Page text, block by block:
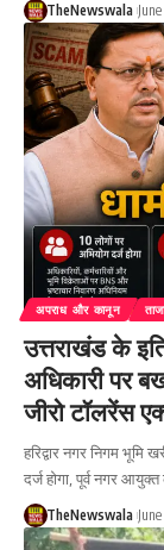
TheNewswala
अपराध और कानून
उत्तराखंड के
अधिकारी पर
जीरो टॉलरेंस
हरिद्वार नगर निगम भूमि
दर्ज होगा, पूर्व नगर
TheNewswala